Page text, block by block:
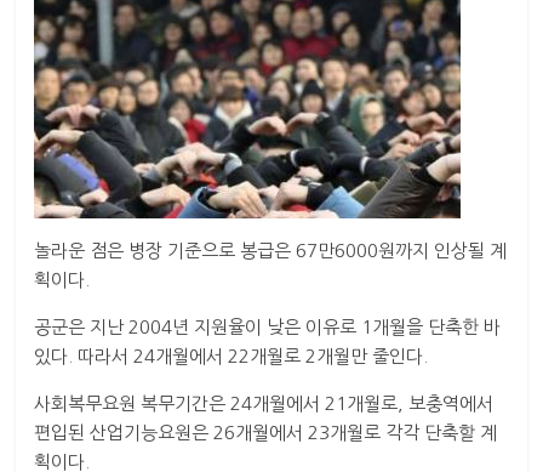
놀라운 점은 병장 기준으로 봉급은 67만6000원까지 인상될 계
획이다.
공군은 지난 2004년 지원율이 낮은 이유로 1개월을 단축한 바
있다. 따라서 24개월에서 22개월로 2개월만 줄인다.
사회복무요원 복무기간은 24개월에서 21개월로, 보충역에서
편입된 산업기능요원은 26개월에서 23개월로 각각 단축할 계
획이다.